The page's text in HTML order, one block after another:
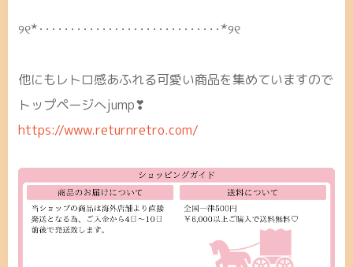
୨୧*･････････････････････････････*୨୧
他にもレトロ感あふれる可愛い商品を集めていますので
トップページへjump❣
https://www.returnretro.com/